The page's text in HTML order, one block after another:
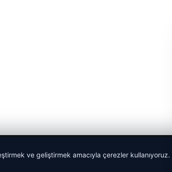
ve geliştirmek amacıyla çerezler kullanıyoruz.